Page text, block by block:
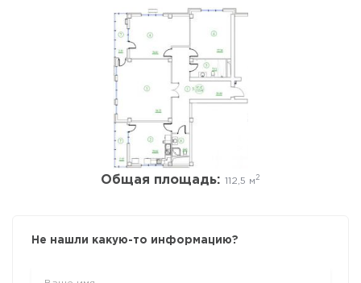
Общая площадь: 112,5 м 2
Да, удалить Отмена
Не нашли какую-то информацию?